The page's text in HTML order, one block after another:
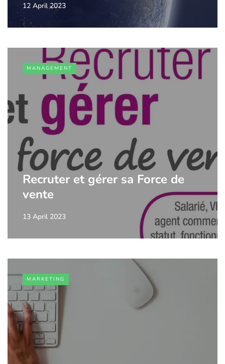
12 April 2023
MANAGEMENT
Recruter et gérer sa Force de
vente
13 April 2023
MARKETING